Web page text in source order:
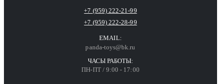
+7 (959) 222-21-99
+7 (959) 222-28-99
EMAIL:
panda-toys@bk.ru
ЧАСЫ РАБОТЫ:
ПН-ПТ / 9:00 - 17:00